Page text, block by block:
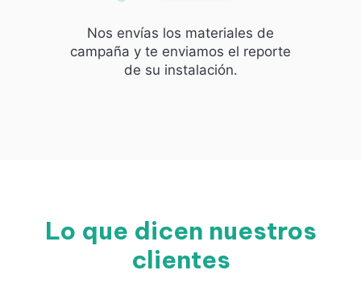
Nos envías los materiales de
campaña y te enviamos el reporte
de su instalación.
Lo que dicen nuestros
clientes